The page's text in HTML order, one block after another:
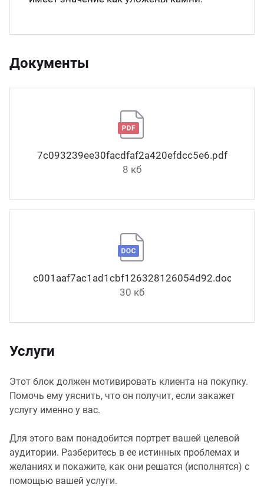
Документы
7c093239ee30facdfaf2a420efdcc5e6.pdf
8 кб
c001aaf7ac1ad1cbf126328126054d92.docx
30 кб
Услуги
Этот блок должен мотивировать клиента на покупку.
Помочь ему уяснить, что он получит, если закажет
услугу именно у вас.
Для этого вам понадобится портрет вашей целевой
аудитории. Разберитесь в ее истинных проблемах и
желаниях и покажите, как они решатся (исполнятся) с
помощью вашей услуги.